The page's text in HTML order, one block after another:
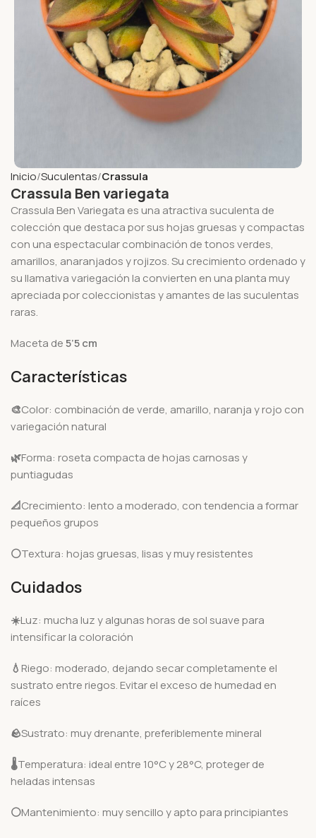
Inicio Suculentas Crassula
Crassula Ben variegata
Crassula Ben Variegata es una atractiva suculenta de
colección que destaca por sus hojas gruesas y compactas
con una espectacular combinación de tonos verdes,
amarillos, anaranjados y rojizos. Su crecimiento ordenado y
su llamativa variegación la convierten en una planta muy
apreciada por coleccionistas y amantes de las suculentas
raras.
Maceta de5’5cm
Características
🎨Color: combinación de verde, amarillo, naranja y rojo con
variegación natural
🌿Forma: roseta compacta de hojas carnosas y
puntiagudas
📐Crecimiento: lento a moderado, con tendencia a formar
pequeños grupos
⚪Textura: hojas gruesas, lisas y muy resistentes
Cuidados
☀️Luz: mucha luz y algunas horas de sol suave para
intensificar la coloración
💧 Riego: moderado, dejando secar completamente el
sustrato entre riegos. Evitar el exceso de humedad en
raíces
🪨Sustrato: muy drenante, preferiblemente mineral
🌡️Temperatura: ideal entre 10°C y 28°C, proteger de
heladas intensas
⚪Mantenimiento: muy sencillo y apto para principiantes